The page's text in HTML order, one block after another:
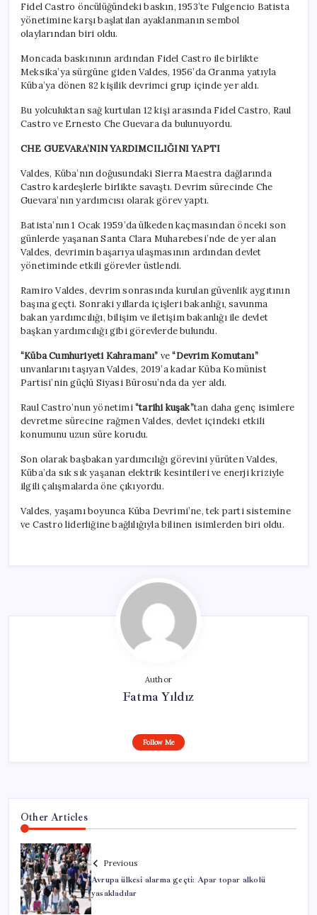
Fidel Castro öncülüğündeki baskın, 1953’te Fulgencio Batista
yönetimine karşı başlatılan ayaklanmanın sembol
olaylarından biri oldu.
Moncada baskınının ardından Fidel Castro ile birlikte
Meksika’ya sürgüne giden Valdes, 1956’da Granma yatıyla
Küba’ya dönen 82 kişilik devrimci grup içinde yer aldı.
Bu yolculuktan sağ kurtulan 12 kişi arasında Fidel Castro, Raul
Castro ve Ernesto Che Guevara da bulunuyordu.
CHE GUEVARA’NIN YARDIMCILIĞINI YAPTI
Valdes, Küba’nın doğusundaki Sierra Maestra dağlarında
Castro kardeşlerle birlikte savaştı. Devrim sürecinde Che
Guevara’nın yardımcısı olarak görev yaptı.
Batista’nın 1 Ocak 1959’da ülkeden kaçmasından önceki son
günlerde yaşanan Santa Clara Muharebesi’nde de yer alan
Valdes, devrimin başarıya ulaşmasının ardından devlet
yönetiminde etkili görevler üstlendi.
Ramiro Valdes, devrim sonrasında kurulan güvenlik aygıtının
başına geçti. Sonraki yıllarda içişleri bakanlığı, savunma
bakan yardımcılığı, bilişim ve iletişim bakanlığı ile devlet
başkan yardımcılığı gibi görevlerde bulundu.
“Küba Cumhuriyeti Kahramanı” ve“Devrim Komutanı”
unvanlarını taşıyan Valdes, 2019’a kadar Küba Komünist
Partisi’nin güçlü Siyasi Bürosu’nda da yer aldı.
Raul Castro’nun yönetimi“tarihi kuşak”tan daha genç isimlere
devretme sürecine rağmen Valdes, devlet içindeki etkili
konumunu uzun süre korudu.
Son olarak başbakan yardımcılığı görevini yürüten Valdes,
Küba’da sık sık yaşanan elektrik kesintileri ve enerji kriziyle
ilgili çalışmalarda öne çıkıyordu.
Valdes, yaşamı boyunca Küba Devrimi’ne, tek parti sistemine
ve Castro liderliğine bağlılığıyla bilinen isimlerden biri oldu.
Author
Fatma Yıldız
Follow Me
Other Articles
Previous
Avrupa ülkesi alarma geçti: Apar topar alkolü
yasakladılar